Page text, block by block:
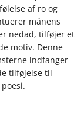
af ro og
månens
nedad, tilføjer et
motiv. Denne
indfanger
tilføjelse til